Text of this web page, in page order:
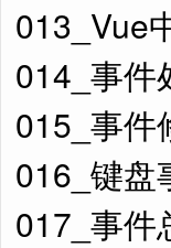
013_Vue
014_事件
015_事件
016_键盘
017_事件